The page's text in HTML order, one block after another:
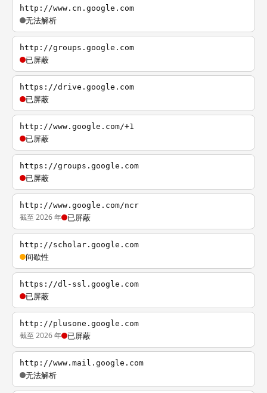
http://www.cn.google.com
无法解析
http://groups.google.com
已屏蔽
https://drive.google.com
已屏蔽
http://www.google.com/+1
已屏蔽
https://groups.google.com
已屏蔽
http://www.google.com/ncr
截至 2026 年 已屏蔽
http://scholar.google.com
间歇性
https://dl-ssl.google.com
已屏蔽
http://plusone.google.com
截至 2026 年 已屏蔽
http://www.mail.google.com
无法解析